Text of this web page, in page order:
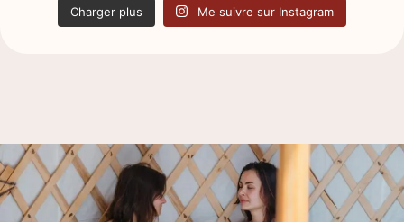
Charger plus Me suivre sur Instagram